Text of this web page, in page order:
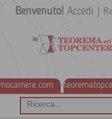
Benvenuto! Accedi